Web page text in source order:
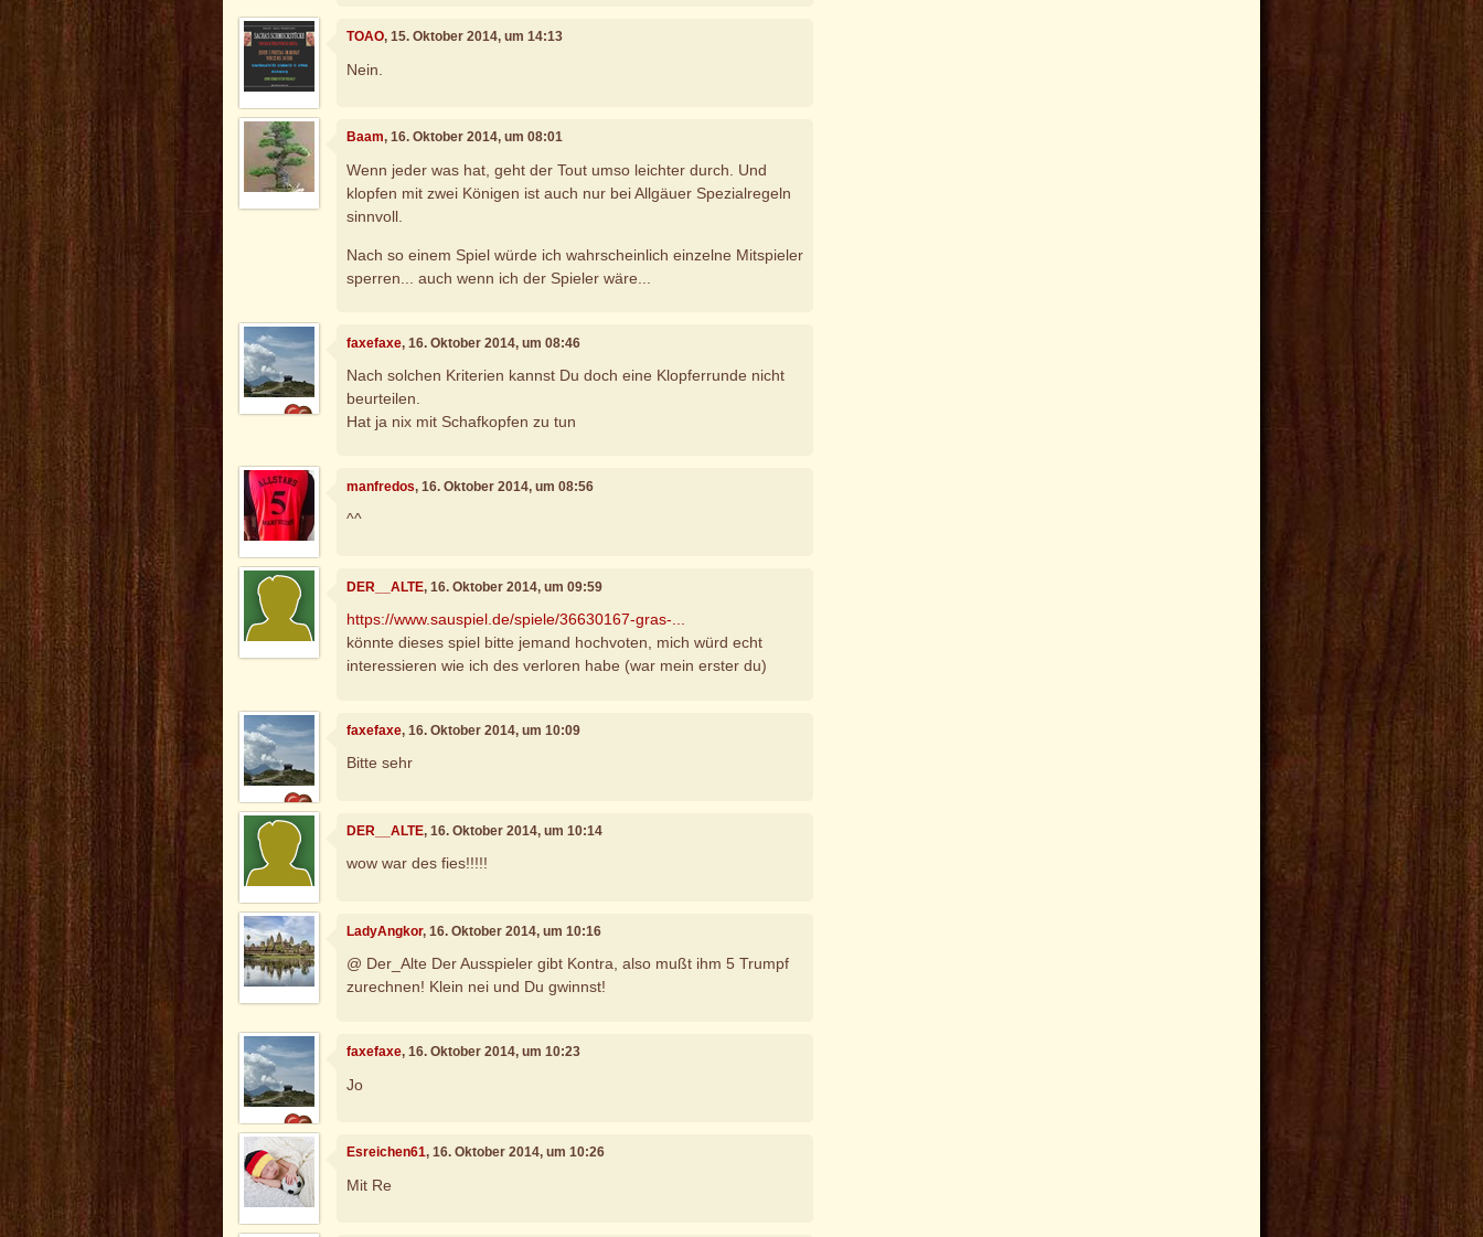
TOAO, 15. Oktober 2014, um 14:13
Nein.
Baam, 16. Oktober 2014, um 08:01
Wenn jeder was hat, geht der Tout umso leichter durch. Und
klopfen mit zwei Königen ist auch nur bei Allgäuer Spezialregeln
sinnvoll.
Nach so einem Spiel würde ich wahrscheinlich einzelne Mitspieler
sperren... auch wenn ich der Spieler wäre...
faxefaxe, 16. Oktober 2014, um 08:46
Nach solchen Kriterien kannst Du doch eine Klopferrunde nicht
beurteilen.
Hat ja nix mit Schafkopfen zu tun
manfredos, 16. Oktober 2014, um 08:56
^^
DER__ALTE, 16. Oktober 2014, um 09:59
https://www.sauspiel.de/spiele/36630167-gras-...
könnte dieses spiel bitte jemand hochvoten, mich würd echt
interessieren wie ich des verloren habe (war mein erster du)
faxefaxe, 16. Oktober 2014, um 10:09
Bitte sehr
DER__ALTE, 16. Oktober 2014, um 10:14
wow war des fies!!!!!
LadyAngkor, 16. Oktober 2014, um 10:16
@ Der_Alte Der Ausspieler gibt Kontra, also mußt ihm 5 Trumpf
zurechnen! Klein nei und Du gwinnst!
faxefaxe, 16. Oktober 2014, um 10:23
Jo
Esreichen61, 16. Oktober 2014, um 10:26
Mit Re